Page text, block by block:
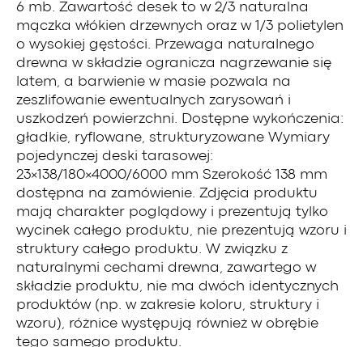
6 mb. Zawartość desek to w 2/3 naturalna
mączka włókien drzewnych oraz w 1/3 polietylen
o wysokiej gęstości. Przewaga naturalnego
drewna w składzie ogranicza nagrzewanie się
latem, a barwienie w masie pozwala na
zeszlifowanie ewentualnych zarysowań i
uszkodzeń powierzchni. Dostępne wykończenia:
gładkie, ryflowane, strukturyzowane Wymiary
pojedynczej deski tarasowej:
23×138/180×4000/6000 mm Szerokość 138 mm
dostępna na zamówienie. Zdjęcia produktu
mają charakter poglądowy i prezentują tylko
wycinek całego produktu, nie prezentują wzoru i
struktury całego produktu. W związku z
naturalnymi cechami drewna, zawartego w
składzie produktu, nie ma dwóch identycznych
produktów (np. w zakresie koloru, struktury i
wzoru), różnice występują również w obrębie
tego samego produktu.